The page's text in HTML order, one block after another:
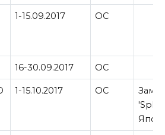
1-15.09.2017 ОС
16-30.09.2017 ОС
1-15.10.2017 ОС